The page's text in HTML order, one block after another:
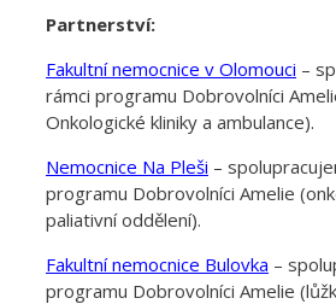
Partnerství:
Fakultní nemocnice v Olomouci –
rámci programu Dobrovolníci
Onkologické kliniky a ambulance).
Nemocnice Na Pleši –
programu Dobrovolníci Amelie
paliativní oddělení).
Fakultní nemocnice Bulovka –
programu Dobrovolníci Amelie